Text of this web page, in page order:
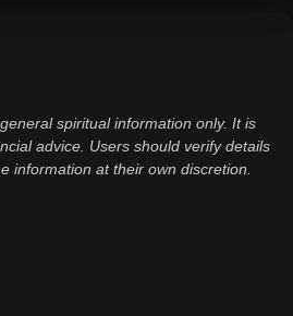
spiritual information only. It is
advice. Users should verify details
information at their own discretion.